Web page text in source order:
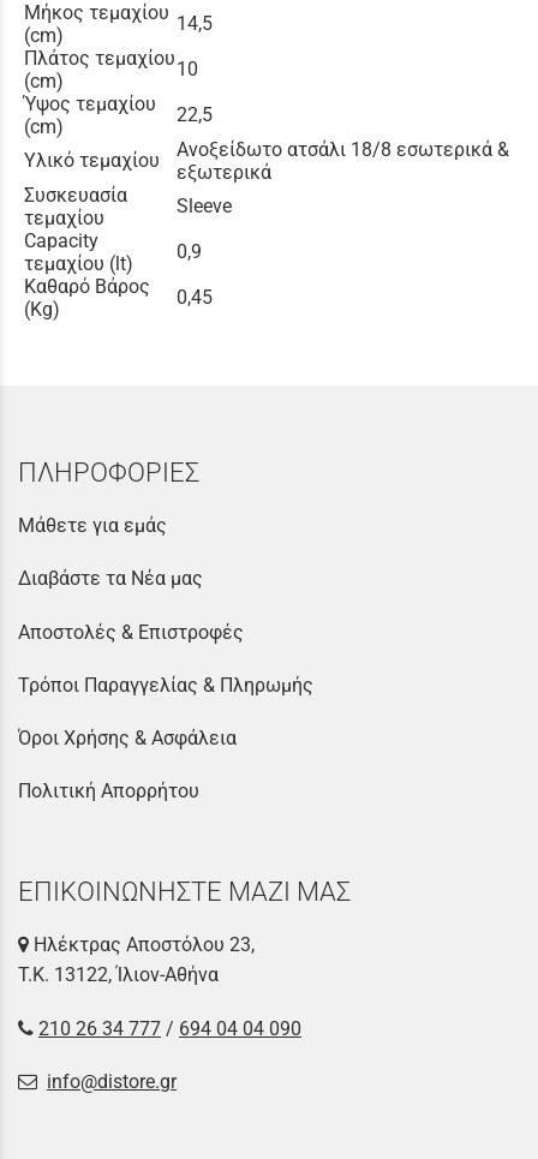
Μήκος τεμαχίου
(cm)
14,5
Πλάτος τεμαχίου
(cm)
10
Ύψος τεμαχίου
(cm)
22,5
Υλικό τεμαχίου
Ανοξείδωτο ατσάλι 18/8 εσωτερικά &
εξωτερικά
Συσκευασία
τεμαχίου
Sleeve
Capacity
τεμαχίου (lt)
0,9
Καθαρό Βάρος
(Kg)
0,45
ΠΛΗΡΟΦΟΡΙΕΣ
Μάθετε για εμάς
Διαβάστε τα Νέα μας
Αποστολές & Επιστροφές
Τρόποι Παραγγελίας & Πληρωμής
Όροι Χρήσης & Ασφάλεια
Πολιτική Απορρήτου
ΕΠΙΚΟΙΝΩΝΗΣΤΕ ΜΑΖΙ ΜΑΣ
Ηλέκτρας Αποστόλου 23,
Τ.Κ. 13122, Ίλιον-Αθήνα
210 26 34 777 / 694 04 04 090
info@distore.gr